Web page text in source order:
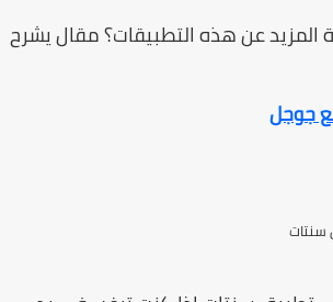
عن هذه التطبيقات؟ مقال يشرح